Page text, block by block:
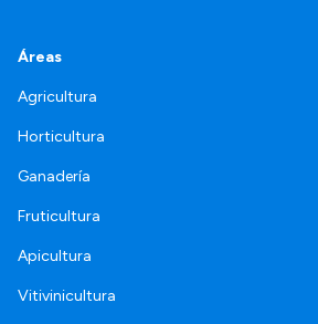
Áreas
Agricultura
Horticultura
Ganadería
Fruticultura
Apicultura
Vitivinicultura